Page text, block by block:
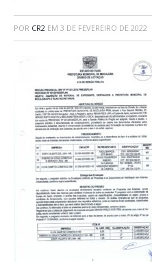
POR CR2 EM 3 DE FEVEREIRO DE 2022